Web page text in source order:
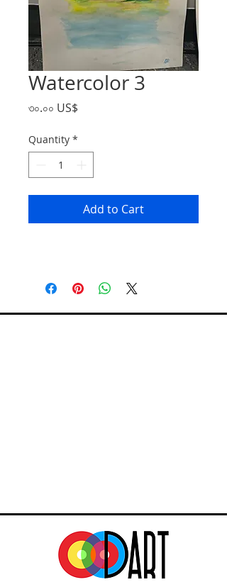
Watercolor 3
৩০.০০ US$
Quantity *
Add to Cart